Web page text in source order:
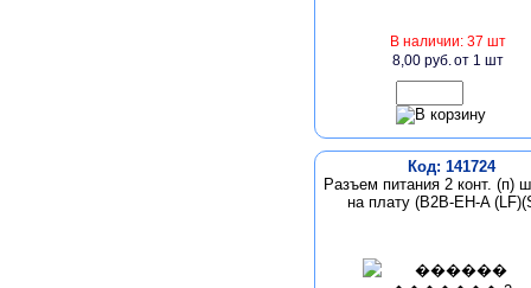
В наличии: 37 шт
8,00 руб.от 1 шт
Код: 141724
Разъем питания 2 конт. (п)
на плату (B2B-EH-A